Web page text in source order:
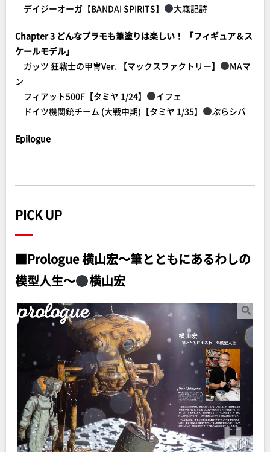
デイジーオーガ【BANDAI SPIRITS】
大森記詩
Chapter 3 どんなプラモも筆塗りは楽しい！ 「フィギュア＆ス
ケールモデル」
ガッツ 狂戦士の甲冑Ver. 【マックスファクトリー】
MAマ
ン
フィアット500F【タミヤ 1/24】
イフェ
ドイツ機関銃チーム (大戦中期)【タミヤ 1/35】
ぷらシバ
Epilogue
PICK UP
■Prologue 横山宏～筆とともにあるわしの
模型人生～
横山宏